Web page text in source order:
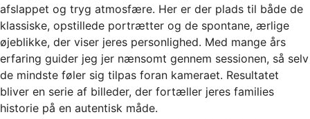
afslappet og tryg atmosfære. Her er der plads til både de
klassiske, opstillede portrætter og de spontane, ærlige
øjeblikke, der viser jeres personlighed. Med mange års
erfaring guider jeg jer nænsomt gennem sessionen, så selv
de mindste føler sig tilpas foran kameraet. Resultatet
bliver en serie af billeder, der fortæller jeres families
historie på en autentisk måde.